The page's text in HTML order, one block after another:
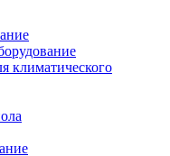
климатического